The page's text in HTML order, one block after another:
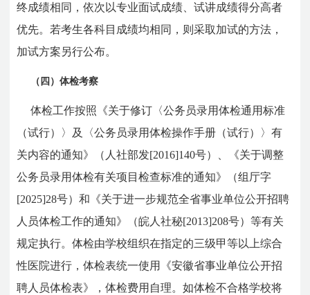
终成绩相同，依次以专业面试成绩、试讲成绩得分高者
优先。若考生各科目成绩均相同，则采取加试的方法，
加试方案另行公布。
（四）体检考察
体检工作按照《关于修订〈公务员录用体检通用标准
（试行）〉及〈公务员录用体检操作手册（试行）〉有
关内容的通知》（人社部发[2016]140号）、《关于调整
公务员录用体检有关项目检查标准的通知》（组厅字
[2025]28号）和《关于进一步规范全省事业单位公开招聘
人员体检工作的通知》（皖人社秘[2013]208号）等有关
规定执行。体检由学校组织在指定的三级甲等以上综合
性医院进行，体检表统一使用《安徽省事业单位公开招
聘人员体检表》，体检费用自理。如体检不合格学校将